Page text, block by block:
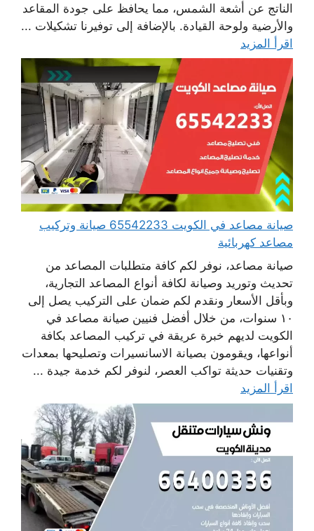
الناتج عن أشعة الشمس، مما يحافظ على جودة المقاعد
والأرضية ولوحة القيادة. بالإضافة إلى توفيرنا تشكيلات ...
اقرأ المزيد
صيانة مصاعد في الكويت 65542233 صيانة وتركيب
مصاعد كهربائية
صيانة مصاعد، نوفر لكم كافة متطلبات المصاعد من
تحديث وتوريد وصيانة لكافة أنواع المصاعد التجارية،
وبأقل الأسعار ونقدم لكم ضمان على التركيب يصل إلى
١٠ سنوات، من خلال أفضل فنيين صيانة مصاعد في
الكويت لديهم خبرة عريقة في تركيب المصاعد بكافة
أنواعها، ويقومون بصيانة الاسانسيرات وتصليحها بمعدات
وتقنيات حديثة تواكب العصر، لنوفر لكم خدمة جيدة ...
اقرأ المزيد